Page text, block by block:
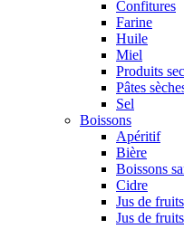
Confitures
Farine
Huile
Miel
Produits
Pâtes
Sel
Boissons
Apéritif
Bière
Boissons
Cidre
Jus de fruits
Jus de fruits